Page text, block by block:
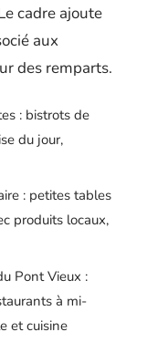
cadre ajoute
aux
des remparts.
: bistrots de
du jour,
: petites tables
produits locaux,
Pont Vieux :
à mi-
et cuisine